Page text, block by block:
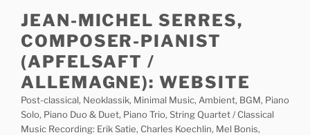
content
JEAN-MICHEL SERRES,
COMPOSER-PIANIST
(APFELSAFT /
ALLEMAGNE): WEBSITE
Post-classical, Neoklassik, Minimal Music, Ambient, BGM, Piano
Solo, Piano Duo & Duet, Piano Trio, String Quartet / Classical
Music Recording: Erik Satie, Charles Koechlin, Mel Bonis,